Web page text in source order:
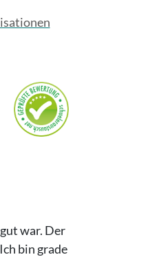
war. Der
bin grade